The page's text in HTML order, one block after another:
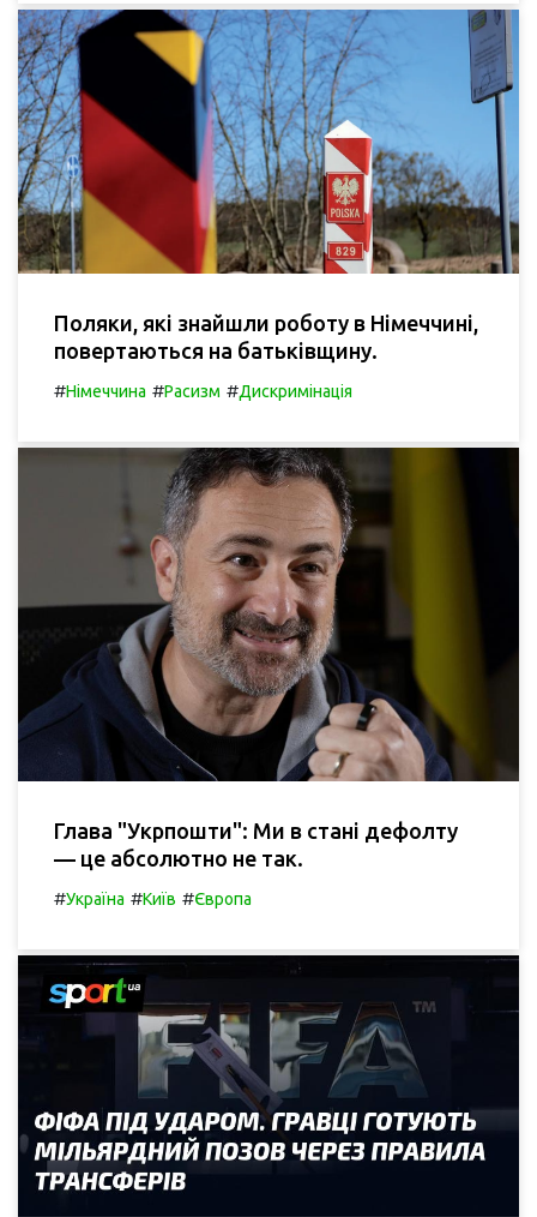
Поляки, які знайшли роботу в Німеччині,
повертаються на батьківщину.
#Німеччина #Расизм #Дискримінація
Глава "Укрпошти": Ми в стані дефолту
— це абсолютно не так.
#Україна #Київ #Європа